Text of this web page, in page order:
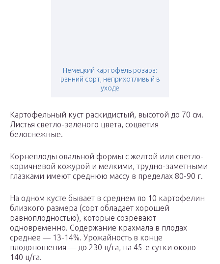
Немецкий картофель розара:
ранний сорт, неприхотливый в
уходе
Картофельный куст раскидистый, высотой до 70 см.
Листья светло-зеленого цвета, соцветия
белоснежные.
Корнеплоды овальной формы с желтой или светло-
коричневой кожурой и мелкими, трудно-заметными
глазками имеют среднюю массу в пределах 80-90 г.
На одном кусте бывает в среднем по 10 картофелин
близкого размера (сорт обладает хорошей
равноплодностью), которые созревают
одновременно. Содержание крахмала в плодах
среднее — 13-14%. Урожайность в конце
плодоношения — до 230 ц/га, на 45-е сутки около
140 ц/га.